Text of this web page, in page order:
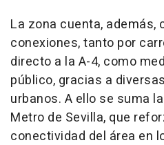
La zona cuenta, además,
conexiones, tanto por
directo a la A-4, como
público, gracias a
urbanos. A ello se suma
Metro de Sevilla, que
conectividad del área en